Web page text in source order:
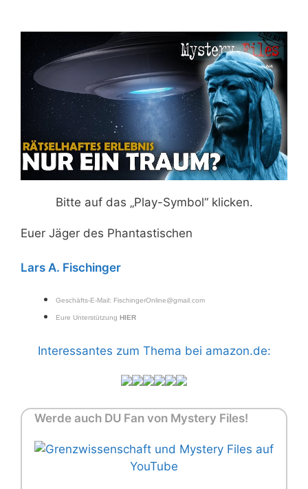
Bitte auf das „Play-Symbol“ klicken.
Euer Jäger des Phantastischen
Lars A. Fischinger
Geschäfts-E-Mail: FischingerOnline@gmail.com
Eure Unterstützung HIER
Interessantes zum Thema bei amazon.de:
Werde auch DU Fan von Mystery Files!